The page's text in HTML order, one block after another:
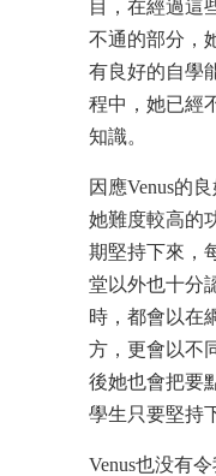
目，在經過這
不通的部分，
有良好的自學
程中，她已經
知識。
因應Venus的
她難度較高的
期堅持下來，
堂以外也十分
時，都會以在
方，更會以不
後她也會把要
學生只要堅持
Venus也没有